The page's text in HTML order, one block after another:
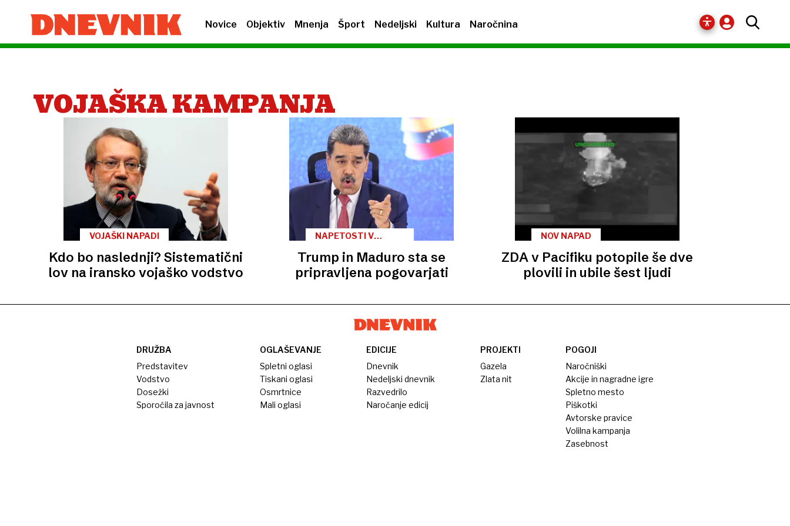
Novice Objektiv Mnenja Šport Nedeljski Kultura Naročnina
VOJAŠKA KAMPANJA
VOJAŠKI NAPADI
Kdo bo naslednji? Sistematični
lov na iransko vojaško vodstvo
NAPETOSTI V
Trump in Maduro sta se
pripravljena pogovarjati
NOV NAPAD
ZDA v Pacifiku potopile še dve
plovili in ubile šest ljudi
DRUŽBA
Predstavitev
Vodstvo
Dosežki
Sporočila za javnost
OGLAŠEVANJE
Spletni oglasi
Tiskani oglasi
Osmrtnice
Mali oglasi
EDICIJE
Dnevnik
Nedeljski dnevnik
Razvedrilo
Naročanje edicij
PROJEKTI
Gazela
Zlata nit
POGOJI
Naročniški
Akcije in nagradne igre
Spletno mesto
Piškotki
Avtorske pravice
Volilna kampanja
Zasebnost